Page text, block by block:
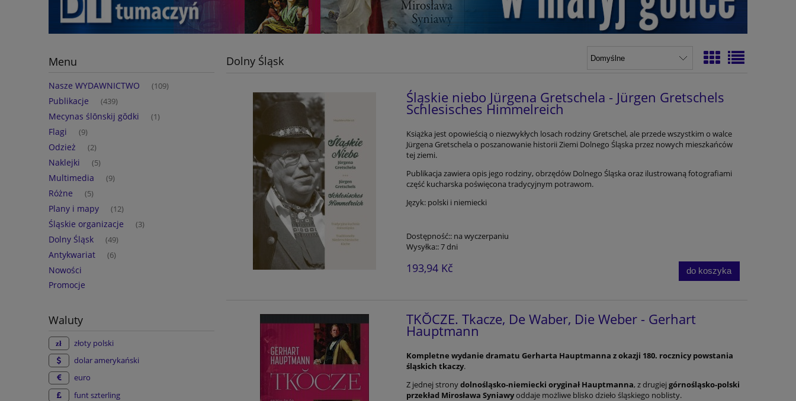
Menu
Nasze WYDAWNICTWO (109)
Publikacje (439)
Mecynas ślōnskij gŏdki (1)
Flagi (9)
Odzież (2)
Naklejki (5)
Multimedia (9)
Różne (5)
Plany i mapy (12)
Śląskie organizacje (3)
Dolny Śląsk (49)
Antykwariat (6)
Nowości
Promocje
Waluty
złoty polski
dolar amerykański
euro
funt szterling
Dolny Śląsk
Śląskie niebo Jürgena Gretschela - Jürgen Gretschels
Schlesisches Himmelreich
Książka jest opowieścią o niezwykłych losach rodziny Gretschel, ale przede wszystkim o walce
Jürgena Gretschela o poszanowanie historii Ziemi Dolnego Śląska przez nowych mieszkańców
tej ziemi.
Publikacja zawiera opis jego rodziny, obrzędów Dolnego Śląska oraz ilustrowaną fotografiami
część kucharska poświęcona tradycyjnym potrawom.
Język: polski i niemiecki
Dostępność:: na wyczerpaniu
Wysyłka::7 dni
193,94 Kč do koszyka
TKŎCZE. Tkacze, De Waber, Die Weber - Gerhart
Hauptmann
Kompletne wydanie dramatu Gerharta Hauptmanna z okazji 180. rocznicy powstania
śląskich tkaczy.
Z jednej stronydolnośląsko-niemiecki oryginał Hauptmanna, z drugiej górnośląsko-polski
przekład Mirosława Syniawyoddaje możliwe blisko dzieło śląskiego noblisty.